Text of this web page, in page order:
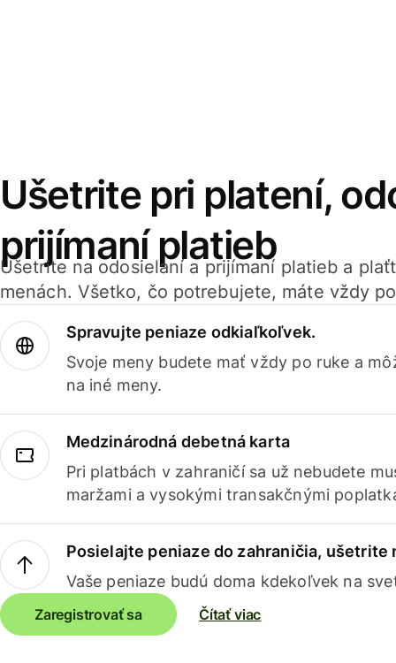
Ušetrite pri platení,
prijímaní platieb
Ušetrite na odosielaní a prijímaní platieb a
menách. Všetko, čo potrebujete, máte vždy
Spravujte peniaze odkiaľkoľvek.
Svoje meny budete mať vždy po ruke a
na iné meny.
Medzinárodná debetná karta
Pri platbách v zahraničí sa už nebudete
maržami a vysokými transakčnými
Posielajte peniaze do zahraničia, ušetrite
Vaše peniaze budú doma kdekoľvek na
Zaregistrovať sa Čítať viac